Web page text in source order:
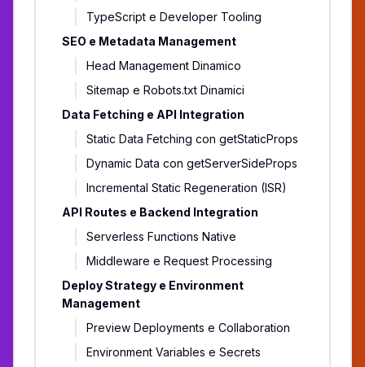
TypeScript e Developer Tooling
SEO e Metadata Management
Head Management Dinamico
Sitemap e Robots.txt Dinamici
Data Fetching e API Integration
Static Data Fetching con getStaticProps
Dynamic Data con getServerSideProps
Incremental Static Regeneration (ISR)
API Routes e Backend Integration
Serverless Functions Native
Middleware e Request Processing
Deploy Strategy e Environment
Management
Preview Deployments e Collaboration
Environment Variables e Secrets